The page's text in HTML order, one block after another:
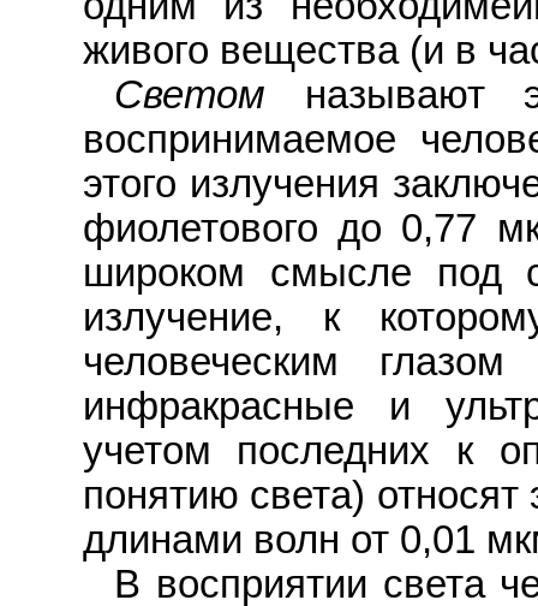
живого вещества (и в
Светом называют
воспринимаемое
этого излучения
фиолетового до 0,77
широком смысле под
излучение, к
человеческим
инфракрасные и
учетом последних к
понятию света) относят
длинами волн от 0,01
В восприятии света